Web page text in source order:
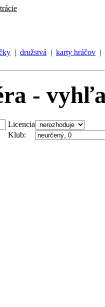
| družstvá | karty hráčov |
-
Licencia
Klub: